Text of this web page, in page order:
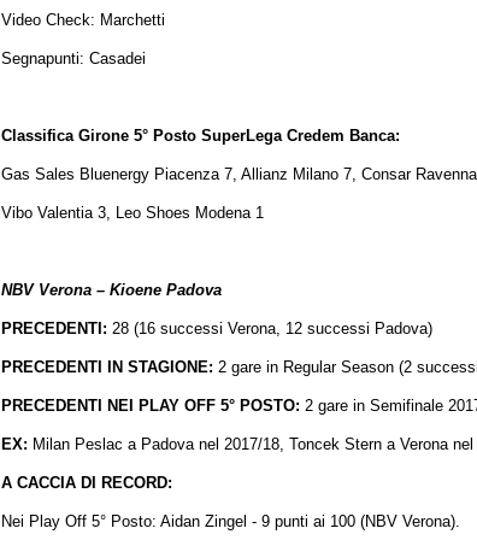
Video Check: Marchetti
Segnapunti: Casadei
Classifica Girone 5° Posto SuperLega Credem Banca:
Gas Sales Bluenergy Piacenza 7, Allianz Milano 7, Consar
Vibo Valentia 3, Leo Shoes Modena 1
NBV Verona – Kioene Padova
PRECEDENTI: 28 (16 successi Verona, 12 successi Padova)
PRECEDENTI IN STAGIONE:2 gare in Regular Season (2
PRECEDENTI NEI PLAY OFF 5° POSTO:2 gare in Semifinale
EX: Milan Peslac a Padova nel 2017/18, Toncek Stern a Verona
A CACCIA DI RECORD:
Nei Play Off 5° Posto: Aidan Zingel - 9 punti ai 100 (NBV Verona).